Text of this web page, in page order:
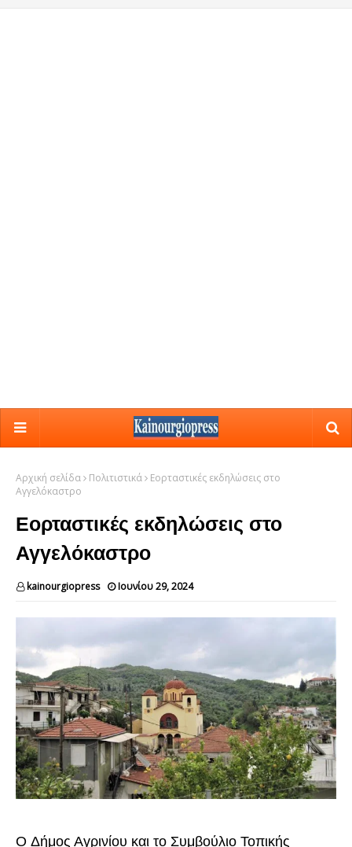
Αρχική σελίδα Πολιτιστικά
Εορταστικές εκδηλώσεις στο
Αγγελόκαστρο
Εορταστικές εκδηλώσεις στο
Αγγελόκαστρο
kainourgiopress Ιουνίου 29, 2024
O Δήμος Αγρινίου και το Συμβούλιο Τοπικής